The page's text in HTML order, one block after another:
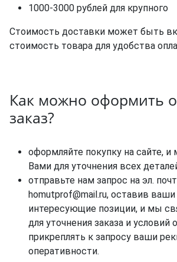
1000-3000 рублей для крупного
Стоимость доставки может быть
стоимость товара для удобства
Как можно оформить
заказ?
оформляйте покупку на сайте,
Вами для уточнения всех
отправьте нам запрос на эл.
homutprof@mail.ru, оставив
интересующие позиции, и мы
для уточнения заказа и
прикреплять к запросу ваши
оперативности.